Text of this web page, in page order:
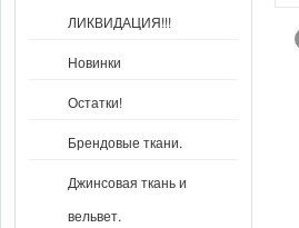
ЛИКВИДАЦИЯ!!!
Новинки
Остатки!
Брендовые ткани.
Джинсовая ткань и
вельвет.